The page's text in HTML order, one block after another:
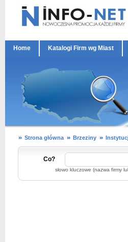
Home Katalogi Firm wg Miast
Strona główna Brzeziny
Co?
słowo kluczowe (nazwa firmy